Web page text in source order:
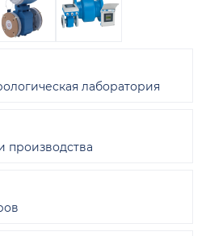
лаборатория
производства